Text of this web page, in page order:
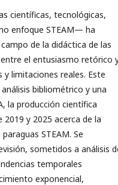
científicas, tecnológicas,
enfoque STEAM— ha
de la didáctica de las
el entusiasmo retórico
y limitaciones reales. Este
bibliométrico y una
la producción científica
2019 y 2025 acerca de la
STEAM. Se
sometidos a análisis
temporales
exponencial,